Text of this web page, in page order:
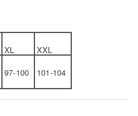
XL
XXL
97-100 101-104